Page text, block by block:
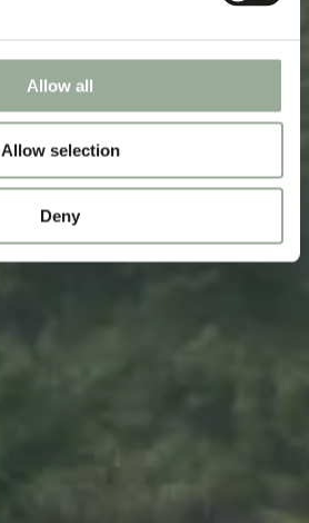
Allow all
Allow selection
Deny